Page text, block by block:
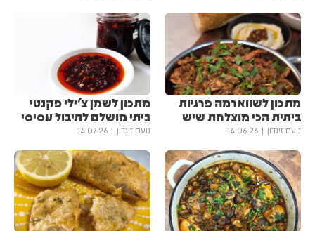
מתכון לשווארמה פרגיות
ביתית הכי מוצלחת שיש
נועם זיגדון 14.06.26
מתכון לשמן צ'ילי פקנטי
ביתי מושלם לתיבול עסיסי
נועם זיגדון 14.07.26